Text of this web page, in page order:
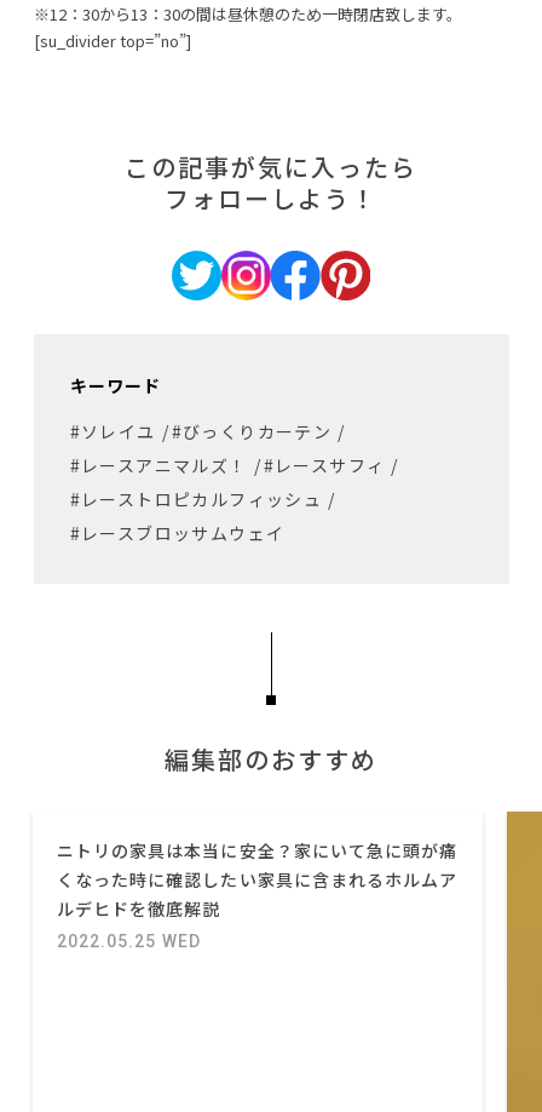
※12：30から13：30の間は昼休憩のため一時閉店致します。
[su_divider top=”no”]
この記事が気に入ったら
フォローしよう！
キーワード
#ソレイユ /#びっくりカーテン /
#レースアニマルズ！
/#レースサフィ /
#レーストロピカルフィッシュ /
#レースブロッサムウェイ
編集部のおすすめ
ニトリの家具は本当に安全？家にいて急に頭が痛
くなった時に確認したい家具に含まれるホルムア
ルデヒドを徹底解説
2022.05.25 WED